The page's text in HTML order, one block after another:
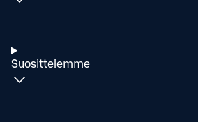
Suosittelemme